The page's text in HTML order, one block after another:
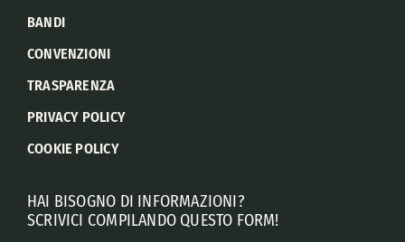
BANDI
CONVENZIONI
TRASPARENZA
PRIVACY POLICY
COOKIE POLICY
HAI BISOGNO DI INFORMAZIONI?
SCRIVICI COMPILANDO QUESTO FORM!